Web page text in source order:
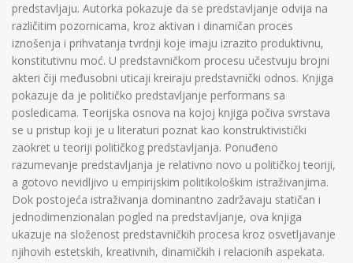
predstavljaju. Autorka pokazuje da se predstavljanje odvija na
različitim pozornicama, kroz aktivan i dinamičan proces
iznošenja i prihvatanja tvrdnji koje imaju izrazito produktivnu,
konstitutivnu moć. U predstavničkom procesu učestvuju brojni
akteri čiji međusobni uticaji kreiraju predstavnički odnos. Knjiga
pokazuje da je političko predstavljanje performans sa
posledicama. Teorijska osnova na kojoj knjiga počiva svrstava
se u pristup koji je u literaturi poznat kao konstruktivistički
zaokret u teoriji političkog predstavljanja. Ponuđeno
razumevanje predstavljanja je relativno novo u političkoj teoriji,
a gotovo nevidljivo u empirijskim politikološkim istraživanjima.
Dok postojeća istraživanja dominantno zadržavaju statičan i
jednodimenzionalan pogled na predstavljanje, ova knjiga
ukazuje na složenost predstavničkih procesa kroz osvetljavanje
njihovih estetskih, kreativnih, dinamičkih i relacionih aspekata.